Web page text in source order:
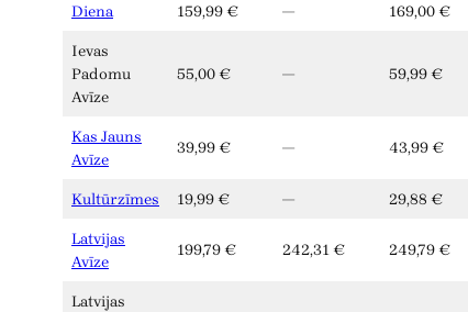
Diena 159,99 € — 169,00 €
Ievas
Padomu
Avīze
55,00 € — 59,99 €
Kas Jauns
Avīze
39,99 € — 43,99 €
Kultūrzīmes 19,99 € — 29,88 €
Latvijas
Avīze
199,79 € 242,31 € 249,79 €
Latvijas